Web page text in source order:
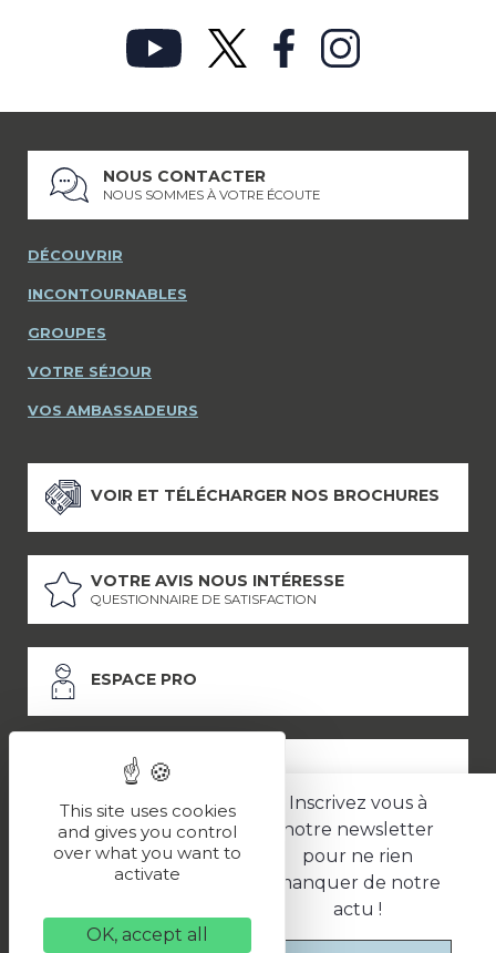
Inscrivez vous à
notre newsletter
pour ne rien
manquer de notre
actu !
NOUS CONTACTER
NOUS SOMMES À VOTRE ÉCOUTE
DÉCOUVRIR
INCONTOURNABLES
GROUPES
VOTRE SÉJOUR
VOS AMBASSADEURS
VOIR ET TÉLÉCHARGER NOS BROCHURES
VOTRE AVIS NOUS INTÉRESSE
QUESTIONNAIRE DE SATISFACTION
ESPACE PRO
ESPACE PRESSE
LES PARTENAIRES
Politique de confidentialité
This site uses cookies
and gives you control
over what you want to
activate
OK, accept all